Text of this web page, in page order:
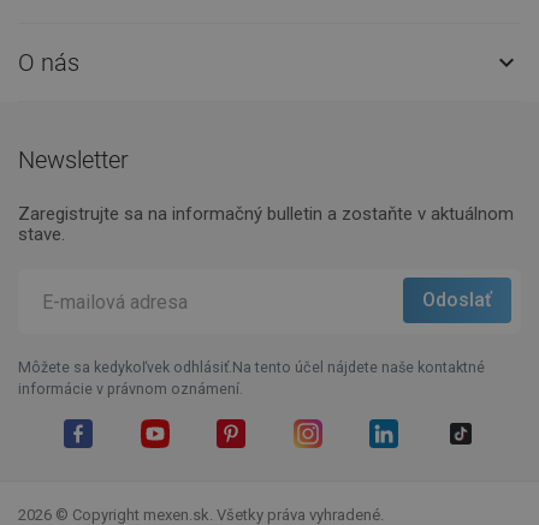
O nás 
Newsletter
Zaregistrujte sa na informačný bulletin a zostaňte v aktuálnom
stave.
Môžete sa kedykoľvek odhlásiť.Na tento účel nájdete naše kontaktné
informácie v právnom oznámení.
2026 © Copyright mexen.sk. Všetky práva vyhradené.